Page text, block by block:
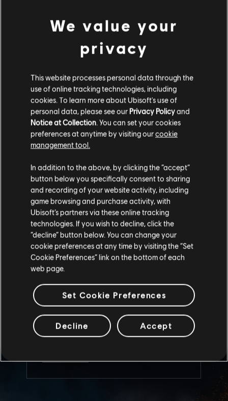
RECOMENDADO
5 / 8 /2026
NOVO TWITCH DROP PARA O
EVENTO RENGOKU!
Comemore o lançamento de Rengoku com
uma exclusiva estampa para a arma
MP5SD!
We value your
privacy
This website processes personal data through the
use of online tracking technologies, including
cookies. To learn more about Ubisoft's use of
personal data, please see our Privacy Policyand
Notice at Collection. You can set your cookies
preferences at anytime by visiting ourcookie
management tool.
In addition to the above, by clicking the “accept”
button below you specifically consent to sharing
and recording of your website activity, including
game browsing and purchase activity, with
Ubisoft’s partners via these online tracking
technologies. If you wish to decline, click the
“decline” button below. You can change your
cookie preferences at any time by visiting the “Set
Cookie Preferences” link on the bottom of each
web page.
Set Cookie Preferences
Decline Accept